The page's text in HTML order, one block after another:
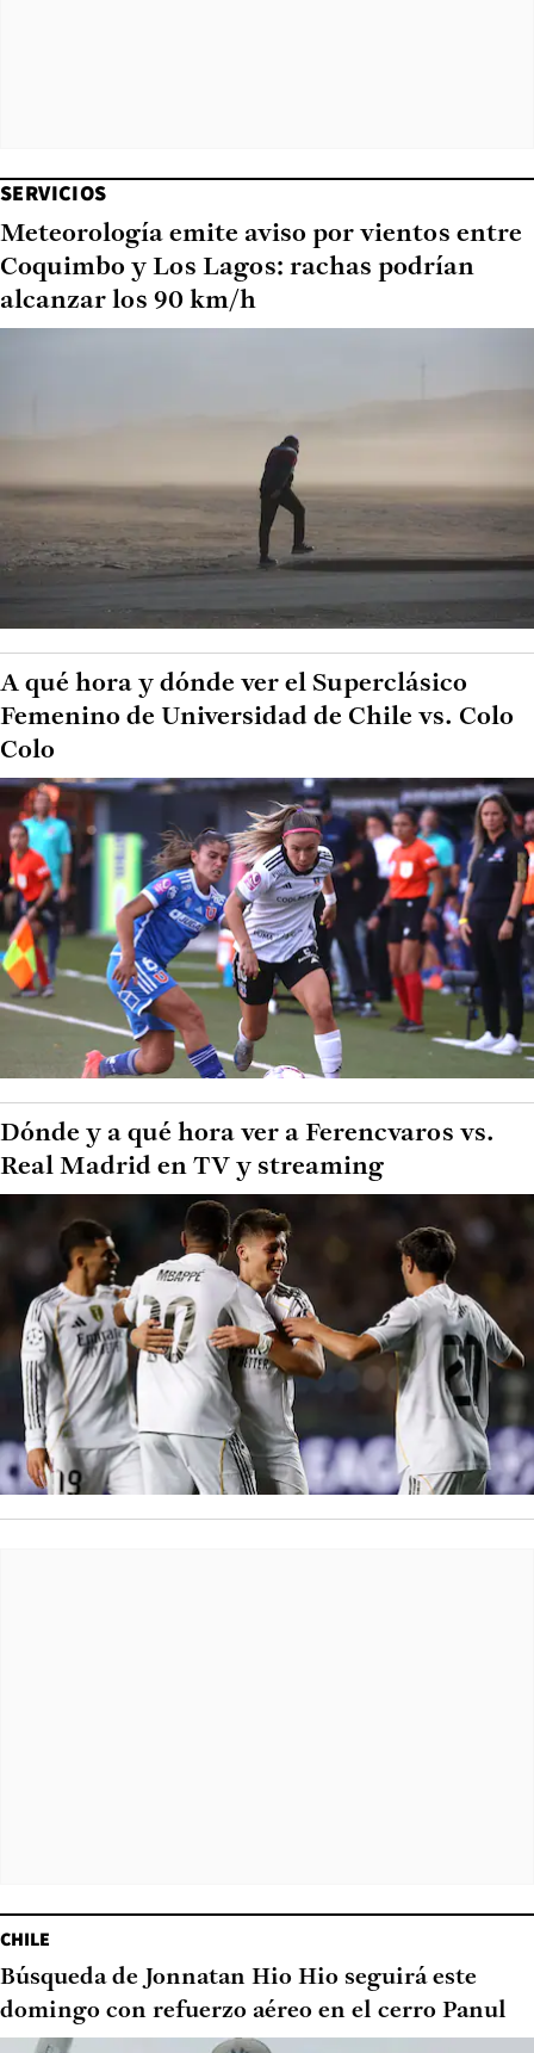
SERVICIOS
Meteorología emite aviso por vientos entre
Coquimbo y Los Lagos: rachas podrían
alcanzar los 90 km/h
A qué hora y dónde ver el Superclásico
Femenino de Universidad de Chile vs. Colo
Colo
Dónde y a qué hora ver a Ferencvaros vs.
Real Madrid en TV y streaming
CHILE
Búsqueda de Jonnatan Hio Hio seguirá este
domingo con refuerzo aéreo en el cerro Panul